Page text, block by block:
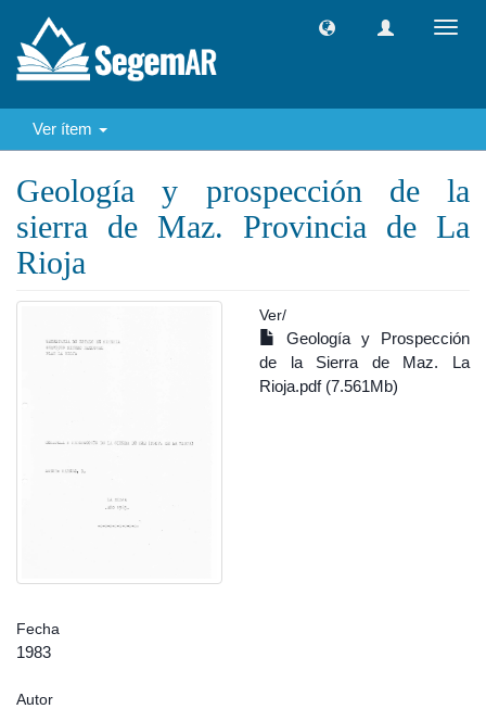
Ver ítem
Geología y prospección de la
sierra de Maz. Provincia de La
Rioja
Ver/
Geología y Prospección
de la Sierra de Maz. La
Rioja.pdf (7.561Mb)
Fecha
1983
Autor